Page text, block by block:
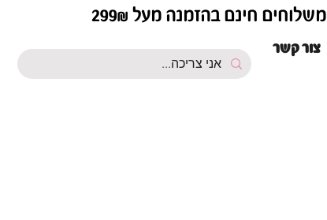
צור קשר
משלוחים חינם בהזמנה מעל 299₪